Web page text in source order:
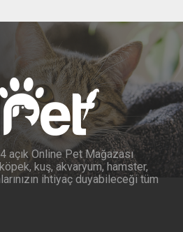
açık Online Pet Mağazası
kuş, akvaryum, hamster,
ihtiyaç duyabileceği tüm